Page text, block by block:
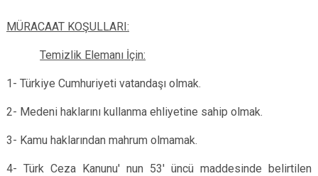
MÜRACAAT KOŞULLARI:
Temizlik Elemanı İçin:
1- Türkiye Cumhuriyeti vatandaşı olmak.
2- Medeni haklarını kullanma ehliyetine sahip olmak.
3- Kamu haklarından mahrum olmamak.
4- Türk Ceza Kanunu' nun 53' üncü maddesinde belirtilen